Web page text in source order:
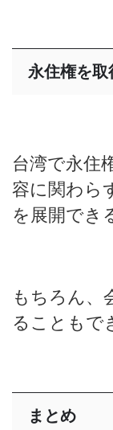
永住権を取
台湾で永住
容に関わら
を展開でき
もちろん、
ることもで
まとめ